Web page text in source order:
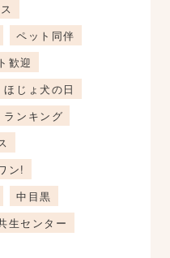
ペット同伴
歓迎
ほじょ犬の日
ランキング
ン!
中目黒
生センター